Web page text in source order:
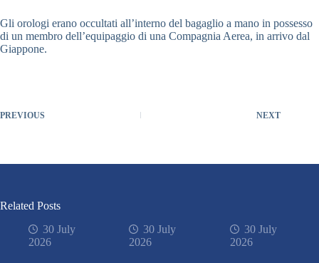
Gli orologi erano occultati all’interno del bagaglio a mano in possesso
di un membro dell’equipaggio di una Compagnia Aerea, in arrivo dal
Giappone.
PREVIOUS NEXT
Related Posts
30 July
2026
30 July
2026
30 July
2026